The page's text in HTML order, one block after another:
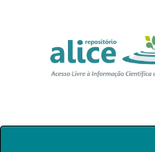
Skip